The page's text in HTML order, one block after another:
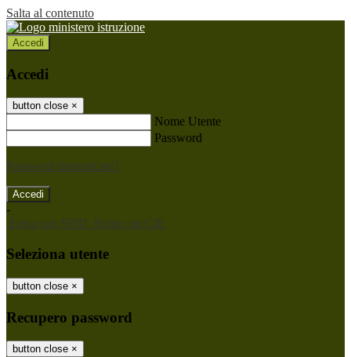
Salta al contenuto
Accedi
Accedi
button close ×
Nome Utente
Password
Password dimenticata?
-
Entra con SPID Entra con CIE
Seleziona utente
button close ×
Recupero password
button close ×